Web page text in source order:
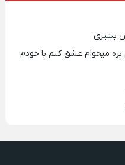
بشیری
بره میخوام عشق کنم با خودم